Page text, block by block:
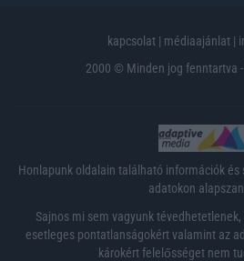
kapcsolat | médiaajánlat |
2000 © Minden jog fenntartva
Honlapunk oldalain található információk
adatokon
Sajnos mi sem vagyunk
esetleges pontatlanságokért valamint az
károkért felelősséget nem